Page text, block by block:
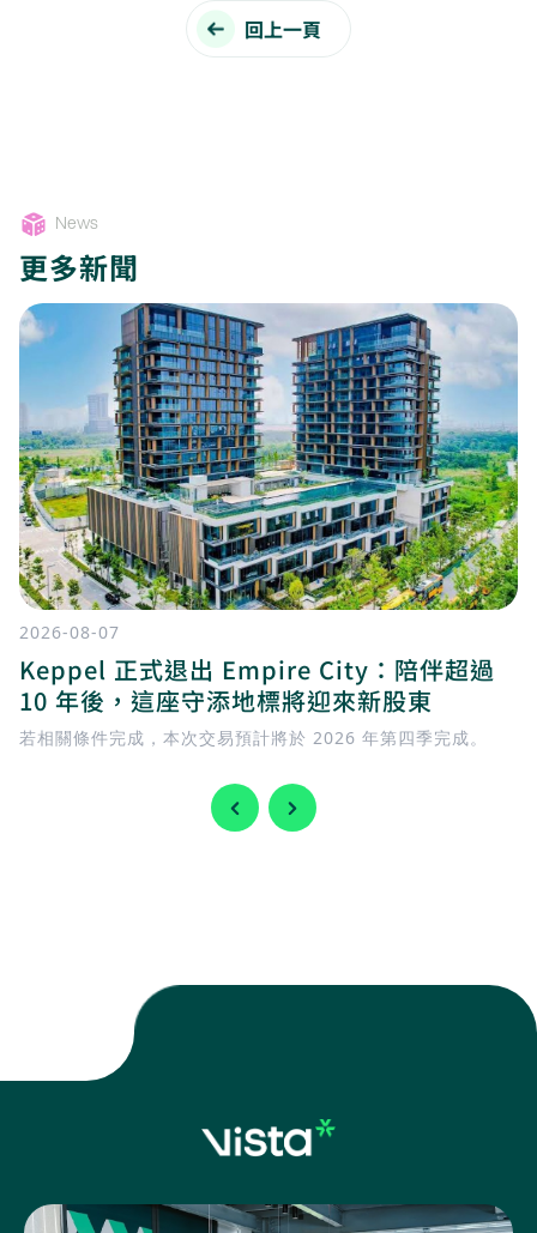
回上一頁
News
更多新聞
2026-08-07
Keppel 正式退出 Empire City：陪伴超過
10 年後，這座守添地標將迎來新股東
若相關條件完成，本次交易預計將於 2026 年第四季完成。